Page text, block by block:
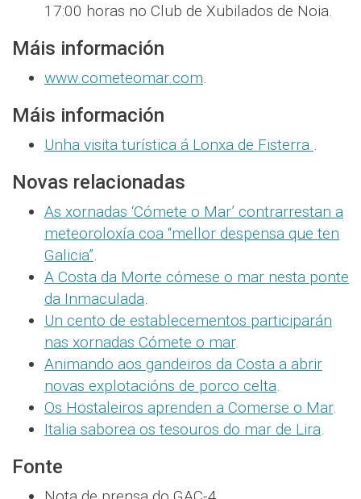
17:00 horas no Club de Xubilados de Noia.
Máis información
www.cometeomar.com.
Máis información
Unha visita turística á Lonxa de Fisterra .
Novas relacionadas
As xornadas ‘Cómete o Mar’ contrarrestan a
meteoroloxía coa “mellor despensa que ten
Galicia”.
A Costa da Morte cómese o mar nesta ponte
da Inmaculada.
Un cento de establecementos participarán
nas xornadas Cómete o mar.
Animando aos gandeiros da Costa a abrir
novas explotacións de porco celta.
Os Hostaleiros aprenden a Comerse o Mar.
Italia saborea os tesouros do mar de Lira.
Fonte